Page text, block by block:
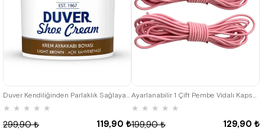
Duver Kendiliğinden Parlaklık Sağlayan Açık Kahverengi 60 Ml Krem Ayakkabı Boyası
★ ★ ★ ★ ★
119,90 ₺
299,90 ₺
Ayarlanabilir 1 Çift Pembe Vidalı Kapsül Uçlu Yuvarlak Lastik Pratik Bağcık
★ ★ ★ ★ ★
129,90 ₺
199,90 ₺